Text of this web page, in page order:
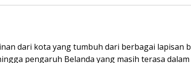
dari kota yang tumbuh dari berbagai lapisan
pengaruh Belanda yang masih terasa